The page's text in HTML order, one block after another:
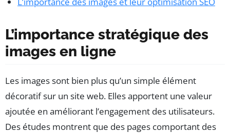
L’importance stratégique des
images en ligne
Les images sont bien plus qu’un simple élément
décoratif sur un site web. Elles apportent une valeur
ajoutée en améliorant l’engagement des utilisateurs.
Des études montrent que des pages comportant des